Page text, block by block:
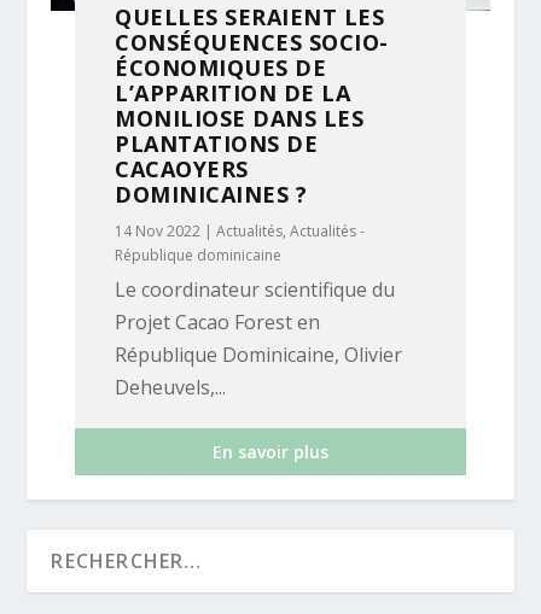
QUELLES SERAIENT LES
CONSÉQUENCES SOCIO-
ÉCONOMIQUES DE
L’APPARITION DE LA
MONILIOSE DANS LES
PLANTATIONS DE
CACAOYERS
DOMINICAINES ?
14 Nov 2022 |Actualités,Actualités -
République dominicaine
Le coordinateur scientifique du
Projet Cacao Forest en
République Dominicaine, Olivier
Deheuvels,...
En savoir plus